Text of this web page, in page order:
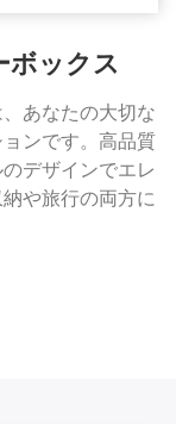
ボックス
あなたの大切な
ンです。高品質
デザインでエレ
や旅行の両方に